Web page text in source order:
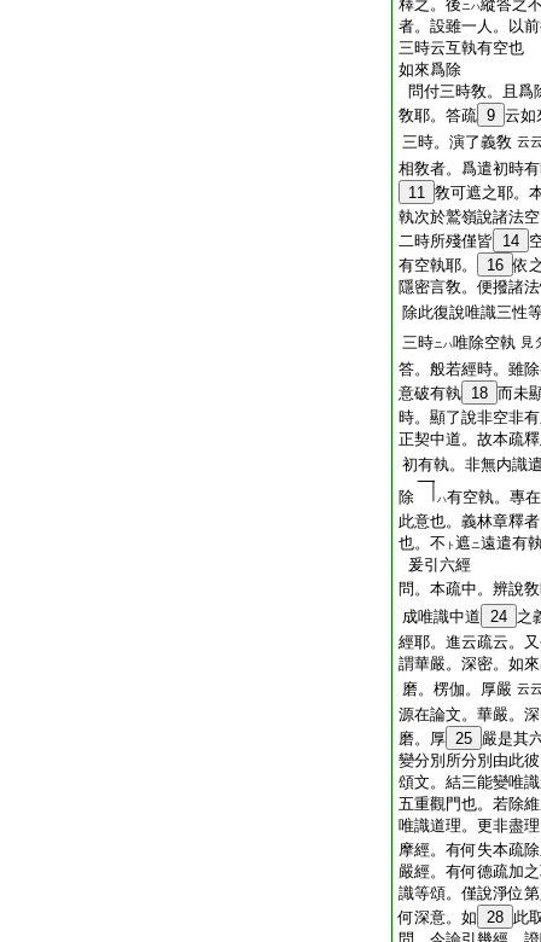
釋之。後ニハ縱答之
者。設雖一人。以
三時云互執有空也
如來爲除
問付三時敎。且爲
敎耶。答疏 9 云如
三時。演了義敎 云
相敎者。爲遣初時
11 敎可遮之耶。
執次於鷲嶺說諸法
二時所殘僅皆
14
有空執耶。
16 依
隱密言敎。便撥諸
除此復說唯識三性
三時ニハ唯除空執 見
答。般若經時。雖
意破有執 18 而未
時。顯了說非空非
正契中道。故本疏
初有執。非無内識
除
ハ有空執。專
此意也。義林章釋
也。不 ト 遮ニ遠遣有
爰引六經
問。本疏中。辨說
成唯識中道 24 之
經耶。進云疏云。
謂華嚴。深密。如
磨。楞伽。厚嚴 云
源在論文。華嚴。
磨。厚 25 嚴是其
變分別所分別由此
頌文。結三能變唯
五重觀門也。若除
唯識道理。更非盡
摩經。有何失本疏
嚴經。有何德疏加
識等頌。僅說淨位
何深意。如 28 此